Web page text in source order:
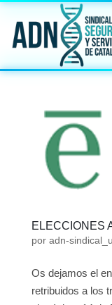
ELECCIONES
por adn-
Os dejamos el
retribuidos a los
ℹ️ Consulta General
⚖️ Dpto. Jurídico y
🤖 Dudas Rápidas
📊 Herramienta:
✊ Trámite: